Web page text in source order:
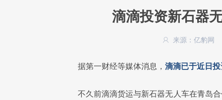
滴滴投资新石器
来源：亿豹网
据第一财经等媒体消息， 滴滴已于近日
不久前滴滴货运与新石器无人车在青岛